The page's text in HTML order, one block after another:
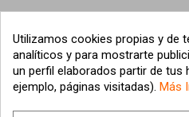
Utilizamos cookies propias y de
analíticos y para mostrarte
un perfil elaborados partir de tus
ejemplo, páginas visitadas). Más